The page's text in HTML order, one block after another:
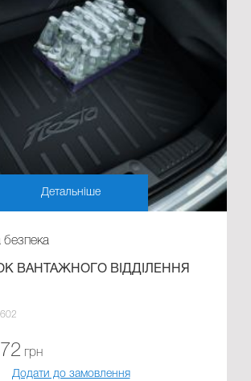
Детальніше
безпека
ВАНТАЖНОГО ВІДДІЛЕННЯ
грн
Додати до замовлення